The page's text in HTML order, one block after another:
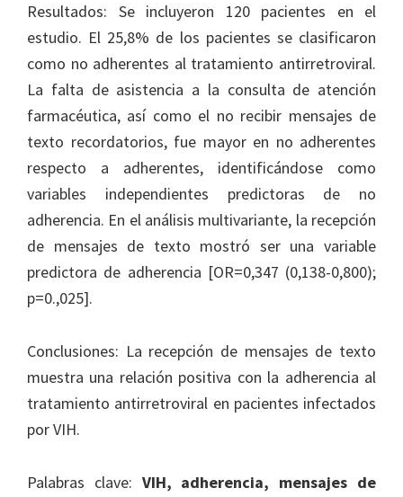
Resultados: Se incluyeron 120 pacientes en el
estudio. El 25,8% de los pacientes se clasificaron
como no adherentes al tratamiento antirretroviral.
La falta de asistencia a la consulta de atención
farmacéutica, así como el no recibir mensajes de
texto recordatorios, fue mayor en no adherentes
respecto a adherentes, identificándose como
variables independientes predictoras de no
adherencia. En el análisis multivariante, la recepción
de mensajes de texto mostró ser una variable
predictora de adherencia [OR=0,347 (0,138-0,800);
p=0.,025].
Conclusiones: La recepción de mensajes de texto
muestra una relación positiva con la adherencia al
tratamiento antirretroviral en pacientes infectados
por VIH.
Palabras clave: VIH, adherencia, mensajes de